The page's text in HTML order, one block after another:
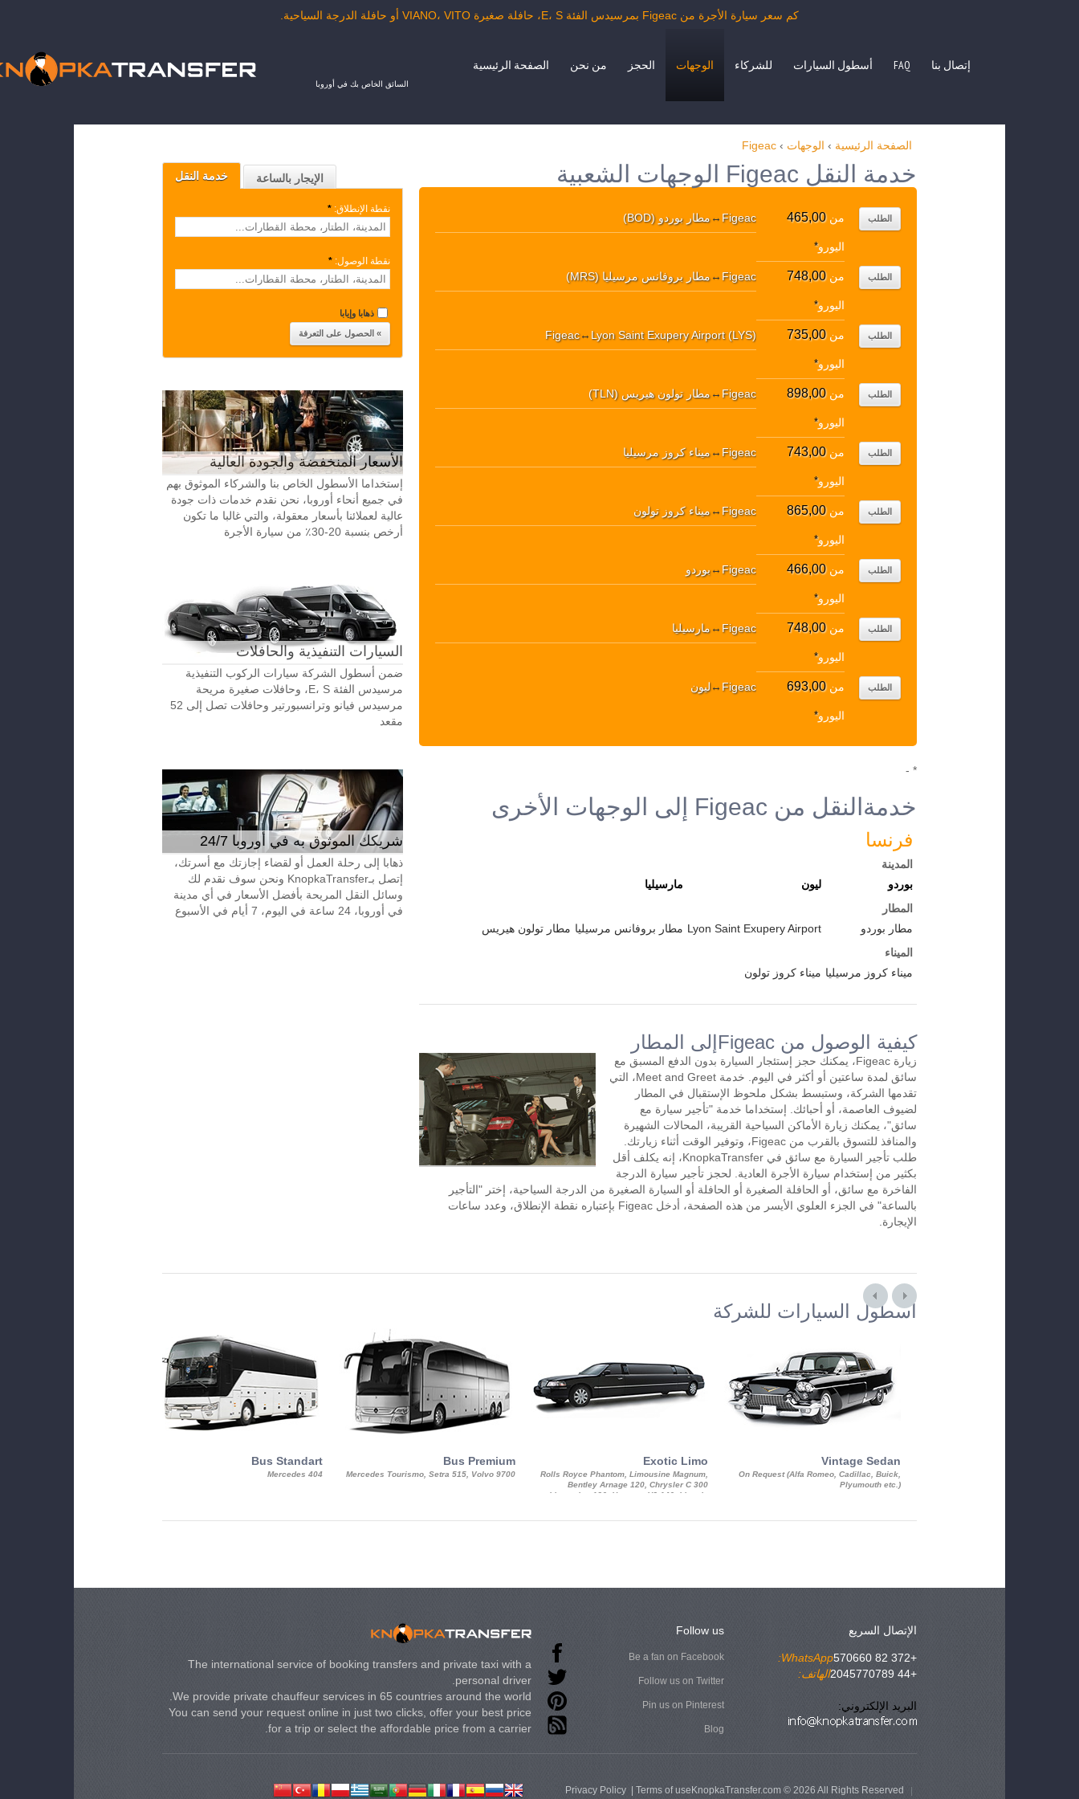
كم سعر سيارة الأجرة من Figeac بمرسيدس الفئة E، S، حافلة صغيرة VIANO، VITO أو حافلة الدرجة السياحية.
السائق الخاص بك في أوروبا
الصفحة الرئيسية من نحن الحجز الوجهات للشركاء أسطول السيارات FAQ إتصال بنا
الصفحة الرئيسية › الوجهات ›
Figeac
خدمة النقل الإيجار بالساعة
نقطة الإنطلاق: *
نقطة الوصول: *
ذهابا وإيابا
الأسعار المنخفضة والجودة العالية
إستخداما الأسطول الخاص بنا والشركاء الموثوق بهم
في جميع أنحاء أوروبا، نحن نقدم خدمات ذات جودة
عالية لعملائنا بأسعار معقولة، والتي غالبا ما تكون
أرخص بنسبة 20-30٪ من سيارة الأجرة
السيارات التنفيذية والحافلات
ضمن أسطول الشركة سيارات الركوب التنفيذية
مرسيدس الفئة E، S، وحافلات صغيرة مريحة
مرسيدس فيانو وترانسبورتير وحافلات تصل إلى 52
مقعد
شريكك الموثوق به في أوروبا 24/7
ذهابا إلى رحلة العمل أو لقضاء إجازتك مع أسرتك،
إتصل بـKnopkaTransfer ونحن سوف نقدم لك
وسائل النقل المريحة بأفضل الأسعار في أي مدينة
في أوروبا، 24 ساعة في اليوم، 7 أيام في الأسبوع
خدمة النقل Figeac الوجهات الشعبية
Figeac
↔مطار بوردو (BOD) من465,00
اليورو*
الطلب
Figeac
↔مطار بروفانس مرسيليا (MRS) من748,00
اليورو*
الطلب
Figeac↔ Lyon Saint Exupery Airport (LYS) من735,00
اليورو*
الطلب
Figeac
↔مطار تولون هيريس (TLN) من898,00
اليورو*
الطلب
Figeac
↔ميناء كروز مرسيليا من743,00
اليورو*
الطلب
Figeac
↔ميناء كروز تولون من865,00
اليورو*
الطلب
Figeac
↔بوردو من466,00
اليورو*
الطلب
Figeac
↔مارسيليا من748,00
اليورو*
الطلب
Figeac
↔ليون من693,00
اليورو*
الطلب
* -
خدمةالنقل من Figeac إلى الوجهات الأخرى
فرنسا
المدينة
بوردو
ليون
مارسيليا
المطار
مطار بوردو
Lyon Saint Exupery Airport مطار بروفانس مرسيليا مطار تولون هيريس
الميناء
ميناء كروز مرسيليا ميناء كروز تولون
كيفية الوصول من Figeacإلى المطار
زيارة Figeac، يمكنك حجز إستئجار السيارة بدون الدفع المسبق مع
سائق لمدة ساعتين أو أكثر في اليوم. خدمة Meet and Greet، التي
تقدمها الشركة، وستبسط بشكل ملحوظ الإستقبال في المطار
لضيوف العاصمة، أو أحبائك. إستخداما خدمة "تأجير سيارة مع
سائق"، يمكنك زيارة الأماكن السياحية القريبة، المحالات الشهيرة
والمنافذ للتسوق بالقرب من Figeac، وتوفير الوقت أثناء زيارتك.
طلب تأجير السيارة مع سائق في KnopkaTransfer، إنه يكلف أقل
بكثير من إستخدام سيارة الأجرة العادية. لحجز تأجير سيارة الدرجة
الفاخرة مع سائق، أو الحافلة الصغيرة أو الحافلة أو السيارة الصغيرة من الدرجة السياحية، إختر "التأجير
بالساعة" في الجزء العلوي الأيسر من هذه الصفحة، أدخل Figeac بإعتباره نقطة الإنطلاق، وعدد ساعات
الإيجارة.
أسطول السيارات للشركة
Bus Standart
Mercedes 404
Bus Premium
Mercedes Tourismo, Setra 515, Volvo 9700
Exotic Limo
Rolls Royce Phantom, Limousine Magnum,
Bentley Arnage 120, Chrysler C 300
Limousine 130, Hummer H3 140, Lincoln
Vintage Sedan
On Request (Alfa Romeo, Cadillac, Buick,
Plyumouth etc.)
The international service of booking transfers and private taxi with a
personal driver.
We provide private chauffeur services in 65 countries around the world.
You can send your request online in just two clicks, offer your best price
for a trip or select the affordable price from a carrier.
Follow us
Be a fan on Facebook
Follow us on Twitter
Pin us on Pinterest
Blog
الإتصال السريع
WhatsApp:
+372 82 570660
الهاتف:
+44 2045770789
البريد الإلكتروني:
KnopkaTransfer.com © 2026 All Rights Reserved
Privacy Policy Terms of use